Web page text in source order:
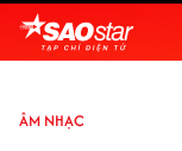
ÂM NHẠC